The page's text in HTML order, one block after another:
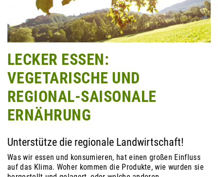
LECKER ESSEN:
VEGETARISCHE UND
REGIONAL-SAISONALE
ERNÄHRUNG
Unterstütze die regionale Landwirtschaft!
Was wir essen und konsumieren, hat einen großen Einfluss
auf das Klima. Woher kommen die Produkte, wie wurden sie